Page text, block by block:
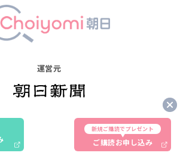
新規ご購読でプレゼント
ご購読お申し込み
運営元
Company. All rights reserved.
without written permission.